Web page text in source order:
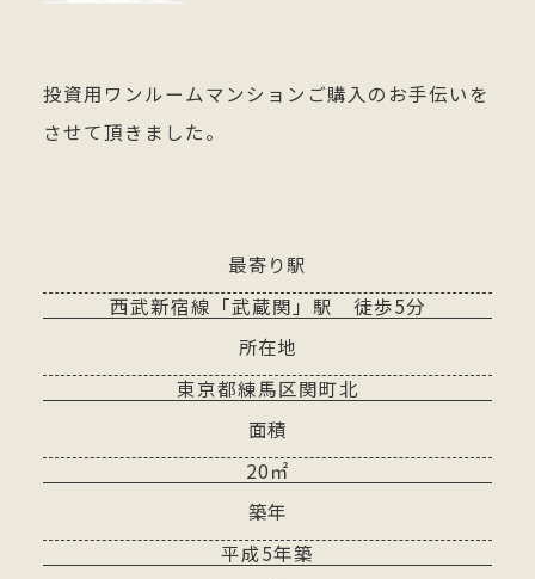
投資用ワンルームマンションご購入のお手伝いを
させて頂きました。
最寄り駅
西武新宿線「武蔵関」駅 徒歩5分
所在地
東京都練馬区関町北
面積
20㎡
築年
平成5年築